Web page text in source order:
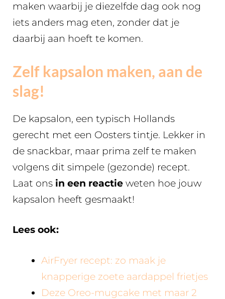
maken waarbij je diezelfde dag ook nog
iets anders mag eten, zonder dat je
daarbij aan hoeft te komen.
Zelf kapsalon maken, aan de
slag!
De kapsalon, een typisch Hollands
gerecht met een Oosters tintje. Lekker in
de snackbar, maar prima zelf te maken
volgens dit simpele (gezonde) recept.
Laat ons in een reactie weten hoe jouw
kapsalon heeft gesmaakt!
Lees ook:
AirFryer recept: zo maak je
knapperige zoete aardappel frietjes
Deze Oreo-mugcake met maar 2